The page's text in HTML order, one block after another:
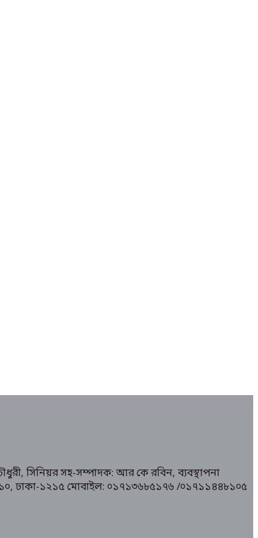
সিনিয়র সহ-সম্পাদক: আর কে রবিন, ব্যবস্থাপনা
১০, ঢাকা-১২১৫ মোবাইল: ০১৭১৩৬৮৫১৭৬ /০১৭১১৪৪৮১০৫